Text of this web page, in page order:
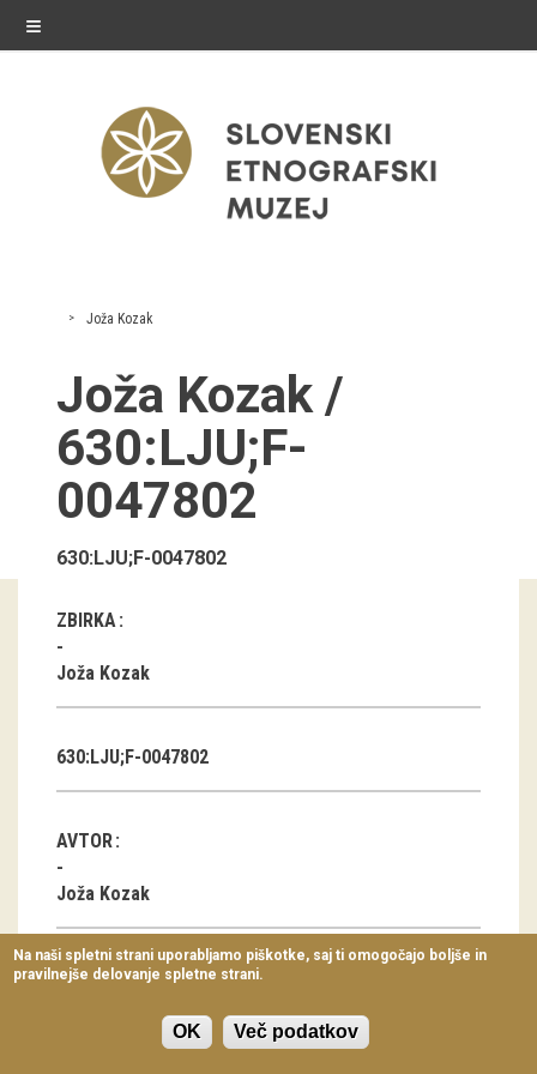
≡
razstave
Stalne razstave
Občasne razstave
Gostovanja
E-razstave
Virtualni sprehodi
Razstavni projekti
Napovednik
Arhiv razstav
Koledar dogodkov
Prireditve
Predavanja
Delavnice
Vodeni ogledi
Joža Kozak
Joža Kozak /
630:LJU;F-
0047802
630:LJU;F-0047802
ZBIRKA
Joža Kozak
630:LJU;F-0047802
AVTOR
Joža Kozak
KLASIFIKACIJA
Oblačila za prosti čas
Na naši spletni strani uporabljamo piškotke, saj ti omogočajo boljše in
pravilnejše delovanje spletne strani.
OK Več podatkov